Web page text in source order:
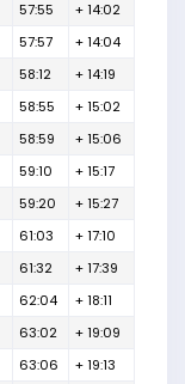
57:55
+ 14:02
57:57
+ 14:04
58:12
+ 14:19
58:55
+ 15:02
58:59
+ 15:06
59:10
+ 15:17
59:20
+ 15:27
61:03
+ 17:10
61:32
+ 17:39
62:04
+ 18:11
63:02
+ 19:09
63:06
+ 19:13